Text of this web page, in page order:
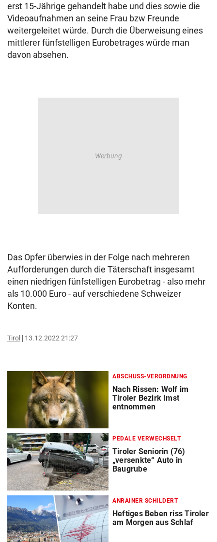
erst 15-Jährige gehandelt habe und dies sowie die
Videoaufnahmen an seine Frau bzw Freunde
weitergeleitet würde. Durch die Überweisung eines
mittlerer fünfstelligen Eurobetrages würde man
davon absehen.
Das Opfer überwies in der Folge nach mehreren
Aufforderungen durch die Täterschaft insgesamt
einen niedrigen fünfstelligen Eurobetrag - also mehr
als 10.000 Euro - auf verschiedene Schweizer
Konten.
Tirol 13.12.2022 21:27
ABSCHUSS-VERORDNUNG
Nach Rissen: Wolf im
Tiroler Bezirk Imst
entnommen
PEDALE VERWECHSELT
Tiroler Seniorin (76)
„versenkte“ Auto in
Baugrube
ANRAINER SCHILDERT
Heftiges Beben riss Tiroler
am Morgen aus Schlaf